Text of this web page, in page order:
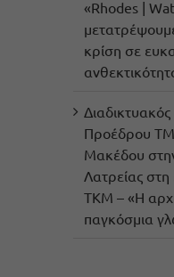
«Rhodes |
κρίση σε
Προέδρου
Μακέδου
Λατρείας
ΤΚΜ – «Η
παγκόσμια